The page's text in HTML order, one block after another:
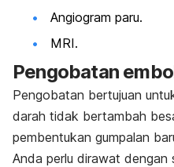
Angiogram paru.
MRI.
Pengobatan
Pengobatan bertujuan
darah tidak bertambah
pembentukan gumpalan
Anda perlu dirawat dengan